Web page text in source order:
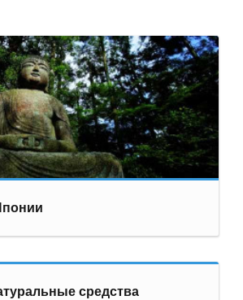
средства